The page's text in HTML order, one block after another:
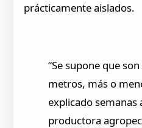
prácticamente aislados.
“Se supone que
metros, más o
explicado semanas
productora